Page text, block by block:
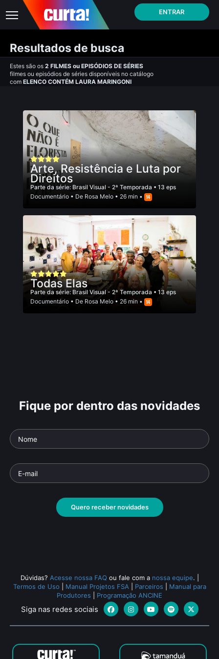
ENTRAR
Resultados de busca
Estes são os 2 FILMES ou EPISÓDIOS DE SÉRIES
filmes ou episódios de séries disponíveis no catálogo
com ELENCO CONTÉM LAURA MARINGONI
Arte, Resistência e Luta por
Direitos
Parte da série: Brasil Visual - 2ª Temporada • 13 eps
Documentário • De Rosa Melo • 26 min •
Todas Elas
Parte da série:Brasil Visual - 2ª Temporada • 13 eps
Documentário • De Rosa Melo • 26 min •
Fique por dentro das novidades
Quero receber novidades
Dúvidas? Acesse nossa FAQ ou fale com a nossa equipe.
Termos de Uso
Manual Projetos FSA Parceiros
Manual para
Produtores
Programação ANCINE
Siga nas redes sociais